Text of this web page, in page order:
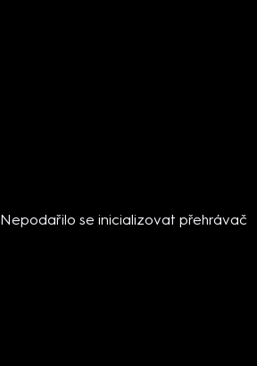
Nepodařilo se inicializovat přehrávač